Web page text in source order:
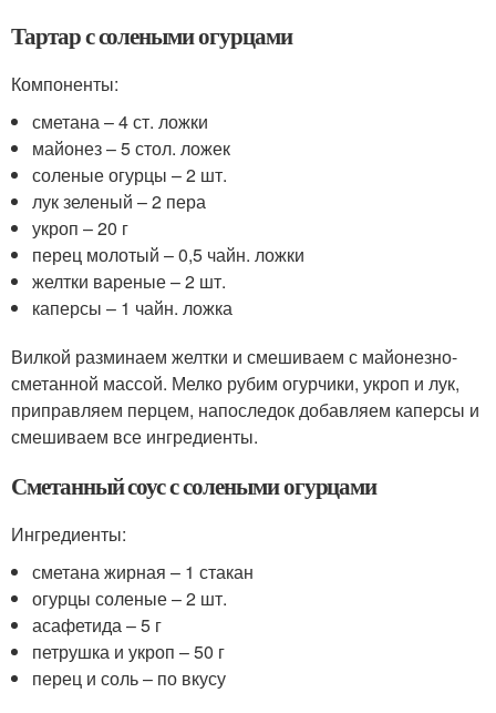
Тартар с солеными огурцами
Компоненты:
сметана – 4 ст. ложки
майонез – 5 стол. ложек
соленые огурцы – 2 шт.
лук зеленый – 2 пера
укроп – 20 г
перец молотый – 0,5 чайн. ложки
желтки вареные – 2 шт.
каперсы – 1 чайн. ложка
Вилкой разминаем желтки и смешиваем с майонезно-
сметанной массой. Мелко рубим огурчики, укроп и лук,
приправляем перцем, напоследок добавляем каперсы и
смешиваем все ингредиенты.
Сметанный соус с солеными огурцами
Ингредиенты:
сметана жирная – 1 стакан
огурцы соленые – 2 шт.
асафетида – 5 г
петрушка и укроп – 50 г
перец и соль – по вкусу